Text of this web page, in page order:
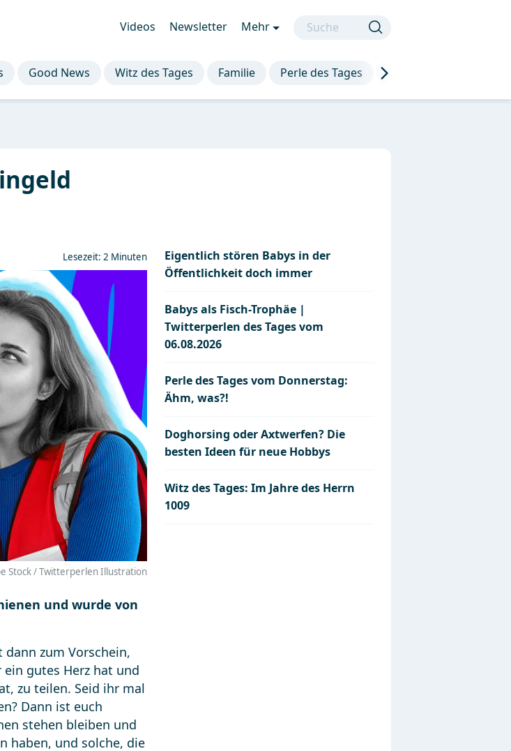
Videos Newsletter Mehr
Good News Witz des Tages Familie Perle des Tages Die besten Sprüche
Lesezeit: 2 Minuten
Stock / Twitterperlen Illustration
und wurde von
zum Vorschein,
gutes Herz hat und
zu teilen. Seid ihr mal
Dann ist euch
stehen bleiben und
haben, und solche, die
Eigentlich stören Babys in der
Öffentlichkeit doch immer
Babys als Fisch-Trophäe |
Twitterperlen des Tages vom
06.08.2026
Perle des Tages vom Donnerstag:
Ähm, was?!
Doghorsing oder Axtwerfen? Die
besten Ideen für neue Hobbys
Witz des Tages: Im Jahre des Herrn
1009